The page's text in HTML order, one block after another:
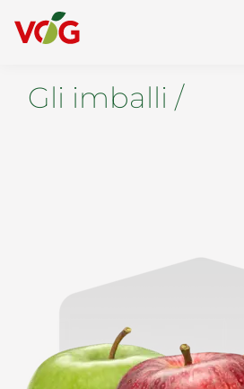
Origine
Prodotti e Marchi
Gli imballi /